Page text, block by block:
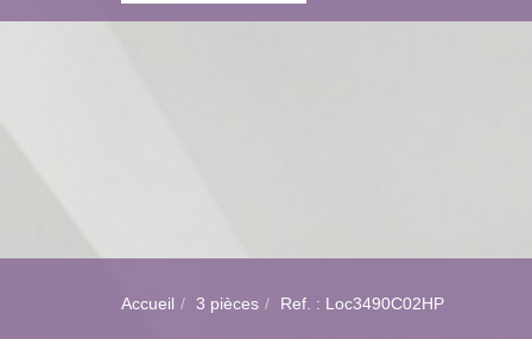
Accueil 3 pièces Ref. : Loc3490C02HP